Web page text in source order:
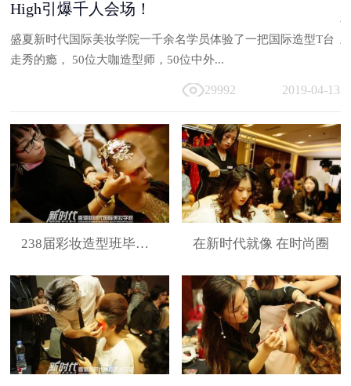
High引爆千人会场！
盛夏新时代国际美妆学院一千余名学员体验了一把国际造型T台
走秀的瘾， 50位大咖造型师，50位中外...
29992 2019-04-13
238届彩妆造型班毕业展 在新时代就像 在时尚圈